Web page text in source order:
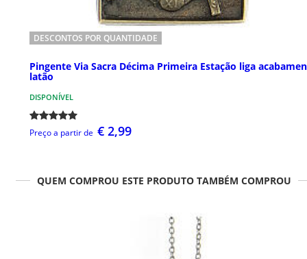
DESCONTOS POR QUANTIDADE
Pingente Via Sacra Décima Primeira Estação liga
latão
DISPONÍVEL
Preço a partir de € 2,99
QUEM COMPROU ESTE PRODUTO TAMBÉM COMPROU